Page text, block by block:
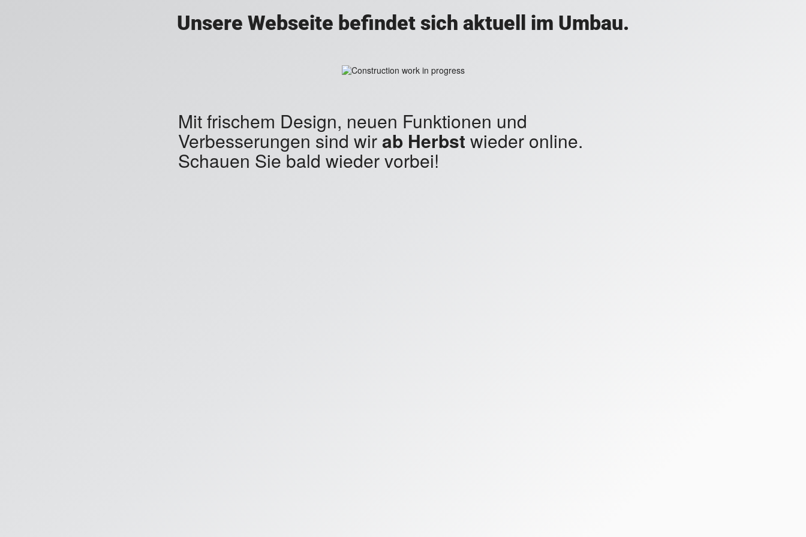
Unsere Webseite befindet sich aktuell im Umbau.
Mit frischem Design, neuen Funktionen und
Verbesserungen sind wirab Herbst wieder online.
Schauen Sie bald wieder vorbei!